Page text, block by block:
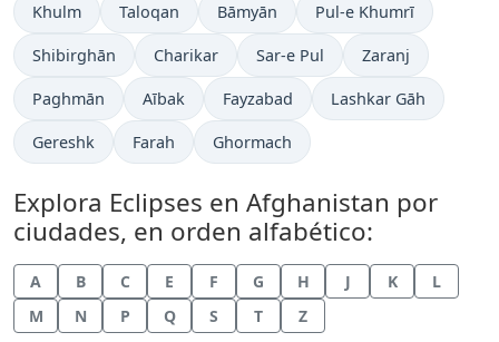
Khulm Taloqan Bāmyān Pul-e Khumrī
Shibirghān Charikar Sar-e Pul Zaranj
Paghmān Aībak Fayzabad Lashkar Gāh
Gereshk Farah Ghormach
Explora Eclipses en Afghanistan por
ciudades, en orden alfabético:
A B C E F G H J K
L
M
N P Q S T Z